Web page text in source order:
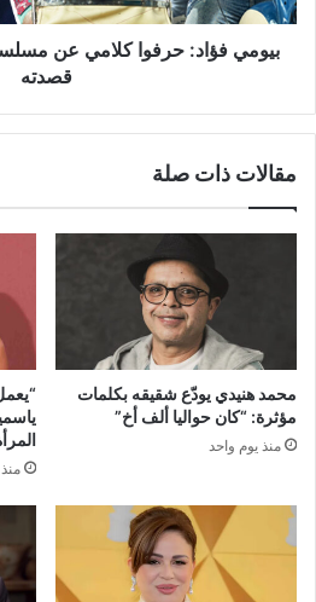
وهذا
بيومي فؤاد: حرفوا كلامي عن
قصدته
مقالات ذات صلة
محمد هنيدي يودّع شقيقه بكلمات
مؤثرة: “كان حواليا ألف أخ”
منذ يوم واحد